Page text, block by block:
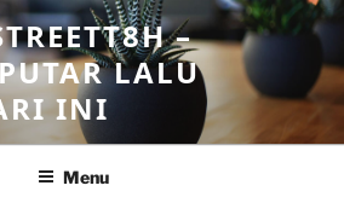
–
LALU
INI
Menu